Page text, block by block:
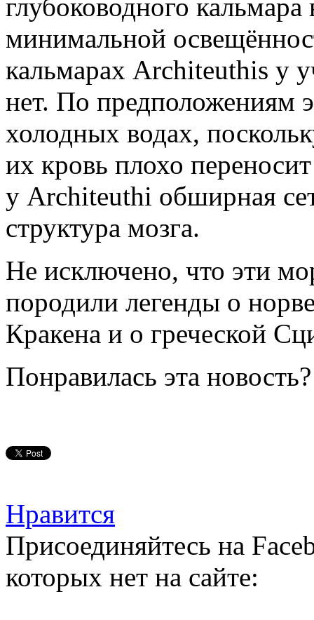
глубоководного кальмара
минимальной
кальмарах Architeuthis у
нет. По предположениям
холодных водах,
их кровь плохо
у Architeuthi обширная
структура мозга.
Не исключено, что эти
породили легенды о
Кракена и о греческой
Понравилась эта
Нравится
Присоединяйтесь на
которых нет на сайте: